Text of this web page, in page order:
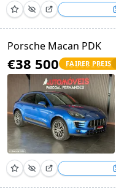
Porsche Macan PDK
€38 500 FAIRER PREIS